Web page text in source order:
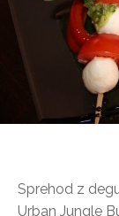
Sprehod z
Urban Jungle